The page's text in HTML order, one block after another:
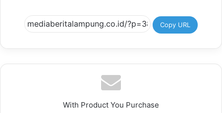
Copy URL
With Product You Purchase